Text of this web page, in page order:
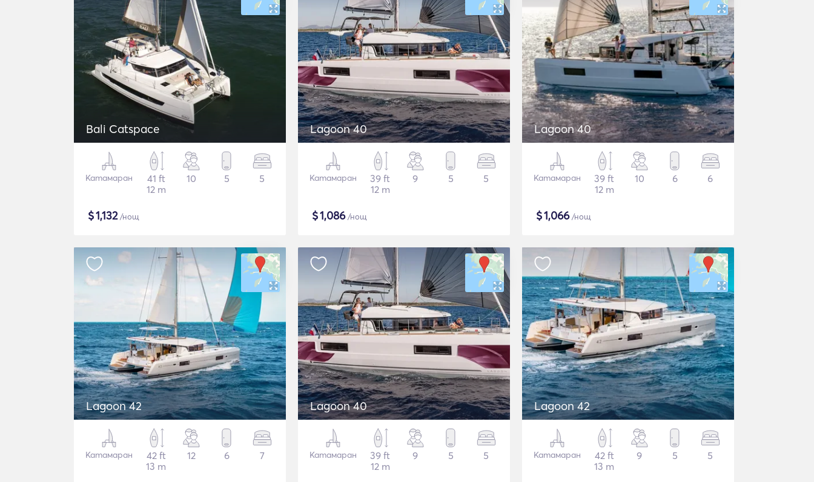
Bali Catspace
Катамаран
41 ft
12 m
10 5 5
$1,132/нощ
Lagoon 40
Катамаран
39 ft
12 m
9 5 5
$1,086/нощ
Lagoon 40
Катамаран
39 ft
12 m
10 6 6
$1,066/нощ
Lagoon 42
Катамаран
42 ft
13 m
12 6 7
Lagoon 40
Катамаран
39 ft
12 m
9 5 5
Lagoon 42
Катамаран
42 ft
13 m
9 5 5